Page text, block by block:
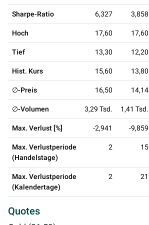
Sharpe-Ratio 6,327 3,858
Hoch 17,60 17,60
Tief 13,30 12,20
Hist. Kurs 15,60 13,80
∅-Preis 16,50 14,14
∅-Volumen 3,29 Tsd. 1,41 Tsd.
Max. Verlust [%] -2,941 -9,859
Max. Verlustperiode
(Handelstage)
2 15
Max. Verlustperiode
(Kalendertage)
2 21
Quotes